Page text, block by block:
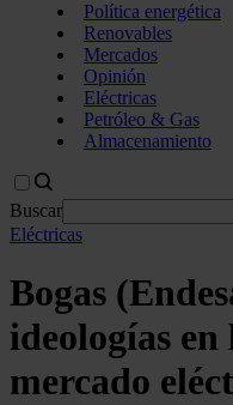
Política energética
Renovables
Mercados
Opinión
Eléctricas
Petróleo & Gas
Almacenamiento
Buscar
Eléctricas
Bogas
ideologías
mercado